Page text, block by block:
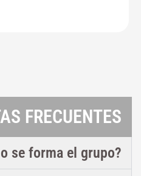
FRECUENTES
se forma el grupo?